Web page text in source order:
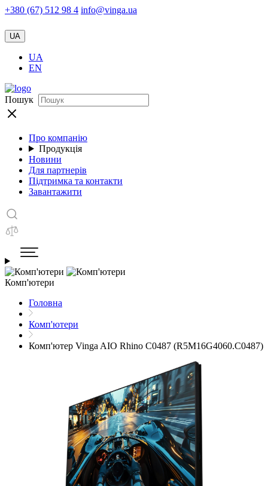
+380 (67) 512 98 4 info@vinga.ua
UA
UA
EN
Пошук
Про компанію
Продукція
Новини
Для партнерів
Підтримка та контакти
Завантажити
Комп'ютери
Головна
Комп'ютери
Комп'ютер Vinga AIO Rhino C0487 (R5M16G4060.C0487)